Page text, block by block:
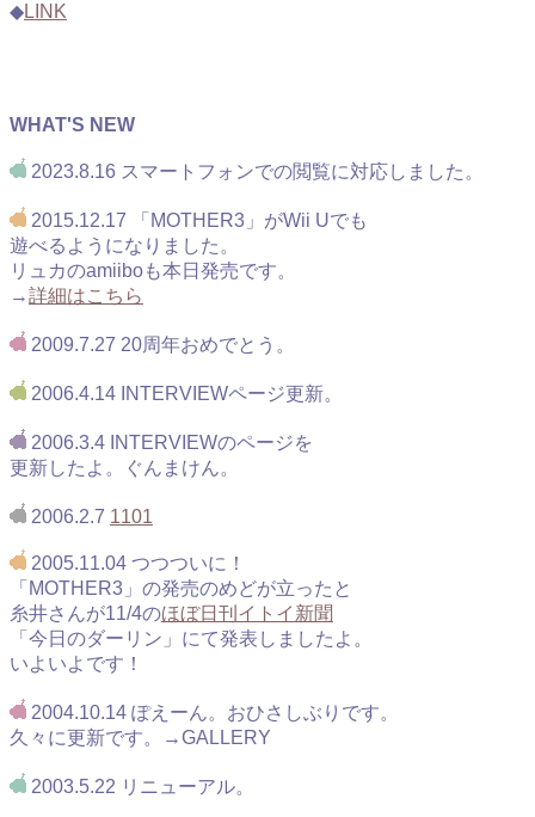
◆LINK
WHAT'S NEW
2023.8.16 スマートフォンでの閲覧に対応しました。
2015.12.17 「MOTHER3」がWii Uでも
遊べるようになりました。
リュカのamiiboも本日発売です。
→詳細はこちら
2009.7.27 20周年おめでとう。
2006.4.14 INTERVIEWページ更新。
2006.3.4 INTERVIEWのページを
更新したよ。ぐんまけん。
2006.2.7 1101
2005.11.04 つつついに！
「MOTHER3」の発売のめどが立ったと
糸井さんが11/4のほぼ日刊イトイ新聞
「今日のダーリン」にて発表しましたよ。
いよいよです！
2004.10.14 ぽえーん。おひさしぶりです。
久々に更新です。→GALLERY
2003.5.22 リニューアル。